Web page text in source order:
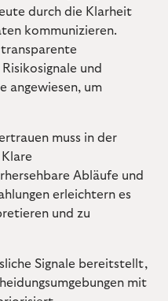
durch die Klarheit
kommunizieren.
und
angewiesen, um
muss in der
Abläufe und
erleichtern es
und zu
Signale bereitstellt,
mit